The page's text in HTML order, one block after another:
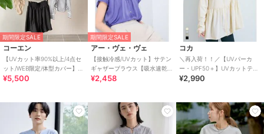
期間限定SALE
コーエン
【UVカット率90%以上/4点セ
ット/WEB限定/体型カバー】シ
ュシュ付きアソートスイムウ
¥5,500
期間限定SALE
アー・ヴェ・ヴェ
【接触冷感/UVカット】サテン
ギャザーブラウス【吸水速乾/
イージーケア】
¥2,458
コカ
＼再入荷！！／【UVパーカ
ー・UPF50＋】UVカットティ
アードパーカー 全4色
¥2,990